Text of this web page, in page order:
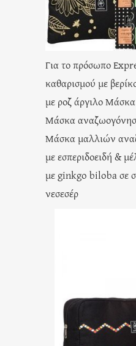
Για το πρόσωπο
καθαρισμού με
με ροζ άργιλο
Μάσκα
Μάσκα μαλλιών
με εσπεριδοειδή &
με ginkgo biloba σε
νεσεσέρ